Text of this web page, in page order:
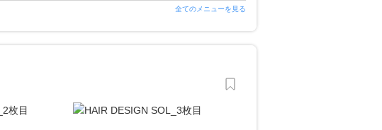
全てのメニューを見る